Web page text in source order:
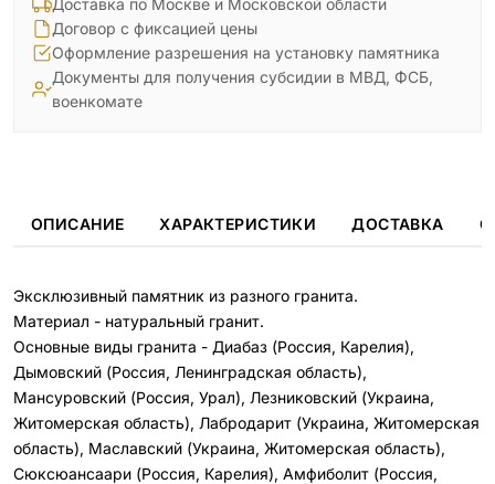
Договор с фиксацией цены
Оформление разрешения на установку памятника
Документы для получения субсидии в МВД, ФСБ,
военкомате
ОПИСАНИЕ ХАРАКТЕРИСТИКИ ДОСТАВКА
Эксклюзивный памятник из разного гранита.
Материал - натуральный гранит.
Основные виды гранита - Диабаз (Россия, Карелия),
Дымовский (Россия, Ленинградская область),
Мансуровский (Россия, Урал), Лезниковский (Украина,
Житомерская область), Лабродарит (Украина, Житомерская
область), Маславский (Украина, Житомерская область),
Сюксюансаари (Россия, Карелия), Амфиболит (Россия,